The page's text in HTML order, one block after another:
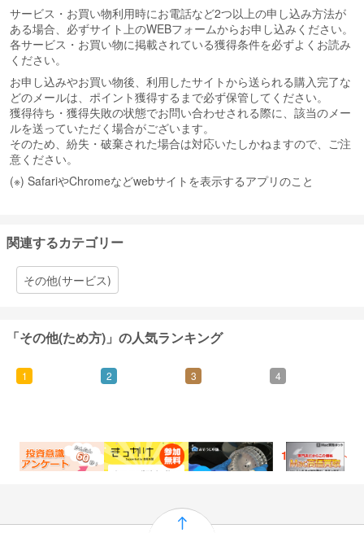
サービス・お買い物利用時にお電話など2つ以上の申し込み方法が
ある場合、必ずサイト上のWEBフォームからお申し込みください。
各サービス・お買い物に掲載されている獲得条件を必ずよくお読み
ください。
お申し込みやお買い物後、利用したサイトから送られる購入完了な
どのメールは、ポイント獲得するまで必ず保管してください。
獲得待ち・獲得失敗の状態でお問い合わせされる際に、該当のメー
ルを送っていただく場合がございます。
そのため、紛失・破棄された場合は対応いたしかねますので、ご注
意ください。
(※) SafariやChromeなどwebサイトを表示するアプリのこと
関連するカテゴリー
その他(サービス)
「その他(ため方)」の人気ランキング
1
300ポイント
2
100ポイント
3
750ポイント
4
1,500ポイント